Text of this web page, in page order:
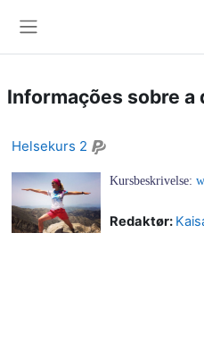
Informações sobre a
Helsekurs 2
Kursbeskrivelse:
Redaktør: